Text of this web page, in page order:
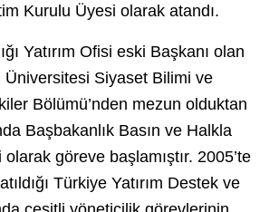
Kurulu Üyesi olarak atandı.
Yatırım Ofisi eski Başkanı olan
Üniversitesi Siyaset Bilimi ve
Bölümü’nden mezun olduktan
Başbakanlık Basın ve Halkla
göreve başlamıştır. 2005’te
Türkiye Yatırım Destek ve